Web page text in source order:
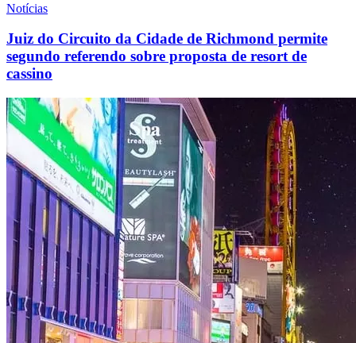
Notícias
Juiz do Circuito da Cidade de Richmond permite
segundo referendo sobre proposta de resort de
cassino